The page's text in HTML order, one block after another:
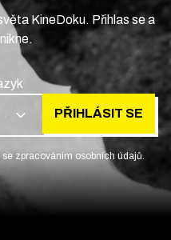
KineDoku. Přihlas se a
CS PŘIHLÁSIT SE
zpracováním osobních údajů.